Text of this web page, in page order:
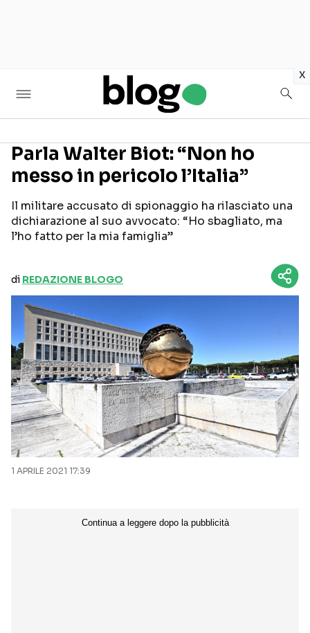
x
Seguici sui social
Parla Walter Biot: “Non ho
messo in pericolo l’Italia”
Il militare accusato di spionaggio ha rilasciato una
dichiarazione al suo avvocato: “Ho sbagliato, ma
l’ho fatto per la mia famiglia”
di REDAZIONE BLOGO
1 APRILE 2021 17:39